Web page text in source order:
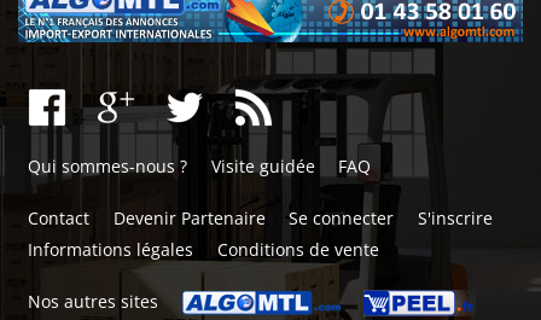
Qui sommes-nous ? Visite guidée FAQ
Contact Devenir Partenaire Se connecter
S'inscrire
Informations légales
Conditions de vente
Nos autres sites